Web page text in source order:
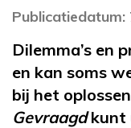
Dilemma’s en
en kan soms
bij het
Gevraagdkunt